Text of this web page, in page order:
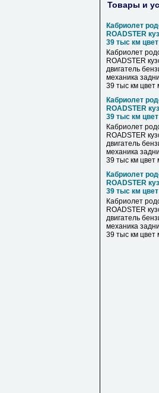
Товары и
Кабриолет
ROADSTER
39 тыс км
Кабриолет
ROADSTER
двигатель
механика
39 тыс км цвет
Кабриолет
ROADSTER
39 тыс км
Кабриолет
ROADSTER
двигатель
механика
39 тыс км цвет
Кабриолет
ROADSTER
39 тыс км
Кабриолет
ROADSTER
двигатель
механика
39 тыс км цвет